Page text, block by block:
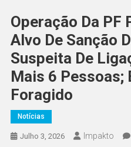
Operação Da PF
Alvo De Sanção
Suspeita De
Mais 6 Pessoas;
Foragido
Notícias
Julho 3, 2026 Impakto